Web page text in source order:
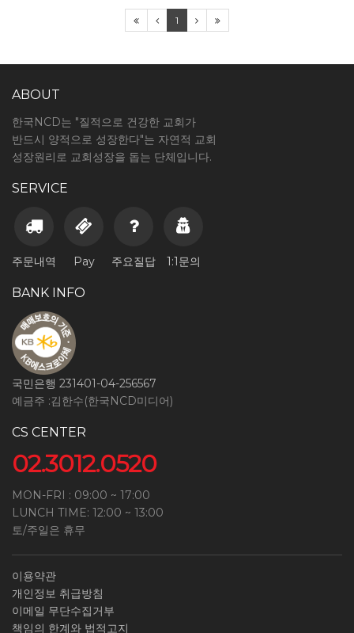
1
ABOUT
한국NCD는 "질적으로 건강한 교회가
반드시 양적으로 성장한다"는 자연적 교회
성장원리로 교회성장을 돕는 단체입니다.
SERVICE
주문내역 Pay 주요질답 1:1문의
BANK INFO
국민은행 231401-04-256567
예금주 :김한수(한국NCD미디어)
CS CENTER
02.3012.0520
MON-FRI : 09:00 ~ 17:00
LUNCH TIME: 12:00 ~ 13:00
토/주일은 휴무
이용약관
개인정보 취급방침
이메일 무단수집거부
책임의 한계와 법적고지